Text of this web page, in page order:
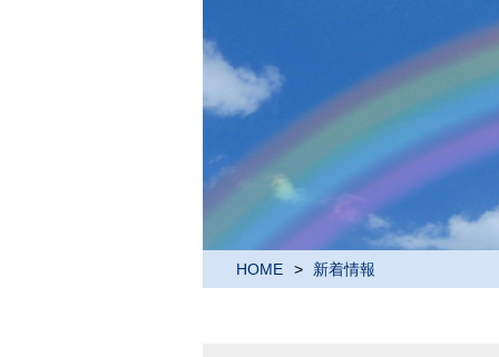
HOME 新着情報